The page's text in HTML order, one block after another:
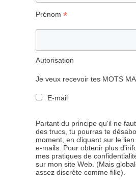
Prénom *
Autorisation
Je veux recevoir tes MOTS
E-mail
Partant du principe qu'il ne
des trucs, tu pourras te
moment, en cliquant sur le
e-mails. Pour obtenir plus
mes pratiques de
sur mon site Web. (Mais
assez discrète comme fille).